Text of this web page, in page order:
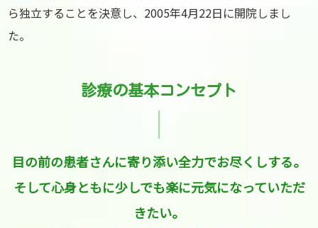
ら独立することを決意し、2005年4月22日に開院しまし
た。
診療の基本コンセプト
目の前の患者さんに寄り添い全力でお尽くしする。
そして心身ともに少しでも楽に元気になっていただ
きたい。